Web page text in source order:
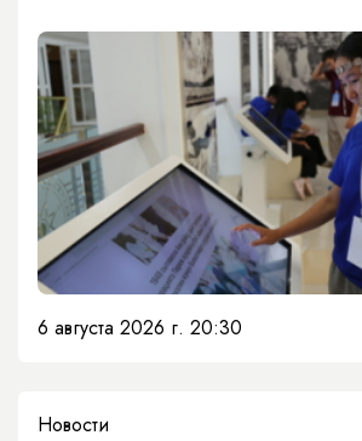
6 августа 2026 г. 20:30
Новости